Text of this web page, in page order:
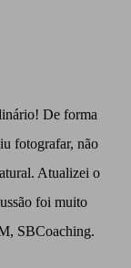
De forma
fotografar, não
Atualizei o
foi muito
SBCoaching.